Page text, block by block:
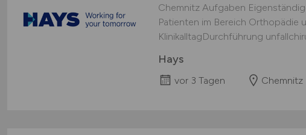
Chemnitz Aufgaben
Patienten im Bereich Orthopädie
KlinikalltagDurchführung
Hays
vor 3 Tagen Chemnitz